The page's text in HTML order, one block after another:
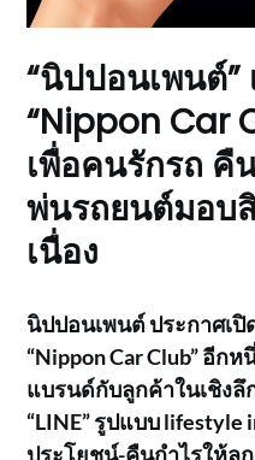
“นิปปอนเพนต์”
“Nippon Car
เพื่อคนรักรถ คื
พ่นรถยนต์มอบ
เนื่อง
นิปปอนเพนต์ ประกาศเ
“Nippon Car Club” อีก
แบรนด์กับลูกค้าในเชิงลึ
“LINE” รูปแบบlifestyle
ประโยชน์-คืนกำไรให้ลู